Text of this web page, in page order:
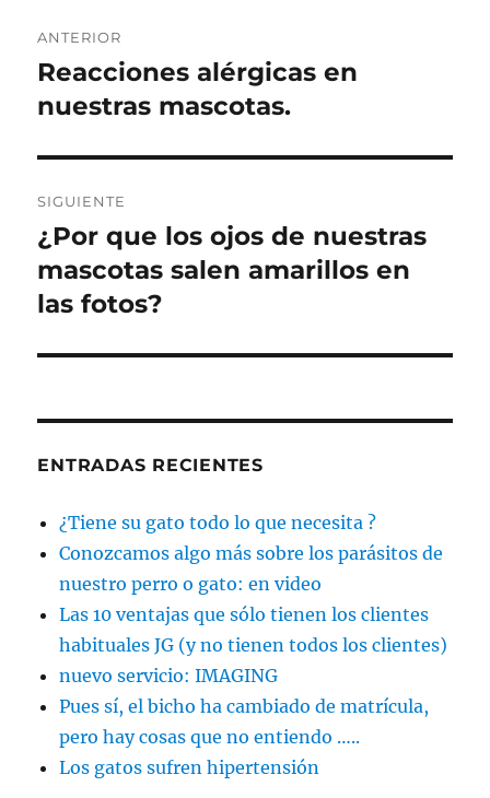
de
entradas
ANTERIOR
Entrada
anterior:
Reacciones alérgicas en
nuestras mascotas.
SIGUIENTE
Entrada
siguiente:
¿Por que los ojos de nuestras
mascotas salen amarillos en
las fotos?
ENTRADAS RECIENTES
¿Tiene su gato todo lo que necesita ?
Conozcamos algo más sobre los parásitos de
nuestro perro o gato: en video
Las 10 ventajas que sólo tienen los clientes
habituales JG (y no tienen todos los clientes)
nuevo servicio: IMAGING
Pues sí, el bicho ha cambiado de matrícula,
pero hay cosas que no entiendo …..
Los gatos sufren hipertensión